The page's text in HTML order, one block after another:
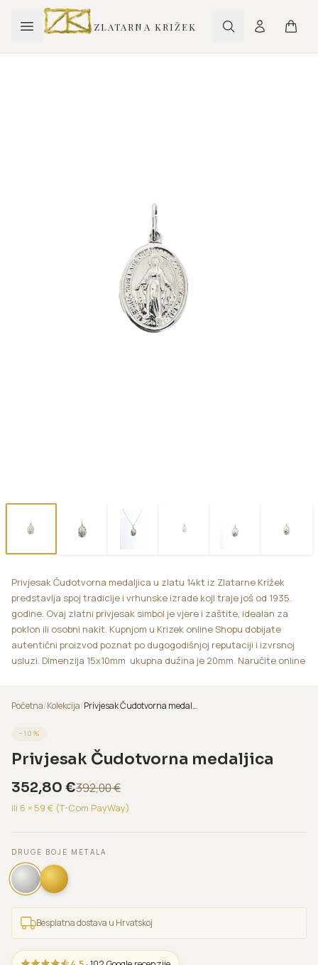
ZLATARNA KRIŽEK
Privjesak Čudotvorna medaljica u zlatu 14kt iz Zlatarne Križek
predstavlja spoj tradicije i vrhunske izrade koji traje još od 1935.
godine. Ovaj zlatni privjesak simbol je vjere i zaštite, idealan za
poklon ili osobni nakit. Kupnjom u Krizek online Shopu dobijate
autentični proizvod poznat po dugogodišnjoj reputaciji i izvrsnoj
usluzi. Dimenzija 15x10mm ukupna dužina je 20mm. Naručite online
Početna/Kolekcija/ Privjesak Čudotvorna medaljica
− 10 %
Privjesak Čudotvorna medaljica
352,80 €392,00€
ili 6 × 59 € (T-Com PayWay)
DRUGE BOJE METALA
Besplatna dostava u Hrvatskoj